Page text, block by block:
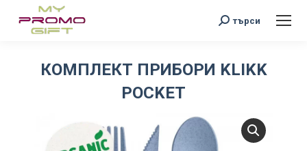
Search:
търси
КОМПЛЕКТ ПРИБОРИ KLIKK
POCKET